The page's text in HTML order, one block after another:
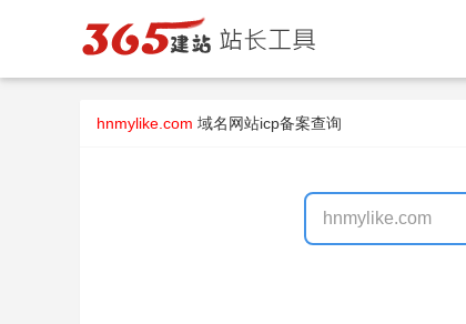
hnmylike.com 域名网站icp备案查询